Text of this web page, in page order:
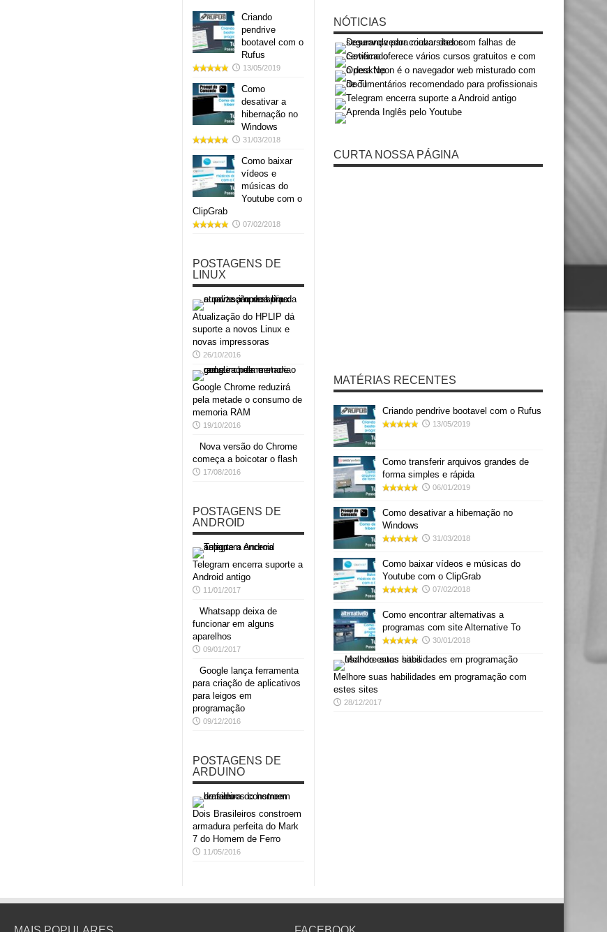
Criando
pendrive
bootavel com o
Rufus
13/05/2019
Como
desativar a
hibernação no
Windows
31/03/2018
Como baixar
vídeos e
músicas do
Youtube com o
ClipGrab
07/02/2018
POSTAGENS DE
LINUX
Atualização do HPLIP dá
suporte a novos Linux e
novas impressoras
26/10/2016
Google Chrome reduzirá
pela metade o consumo de
memoria RAM
19/10/2016
Nova versão do Chrome
começa a boicotar o flash
17/08/2016
POSTAGENS DE
ANDROID
Telegram encerra suporte a
Android antigo
11/01/2017
Whatsapp deixa de
funcionar em alguns
aparelhos
09/01/2017
Google lança ferramenta
para criação de aplicativos
para leigos em
programação
09/12/2016
POSTAGENS DE
ARDUINO
Dois Brasileiros constroem
armadura perfeita do Mark
7 do Homem de Ferro
11/05/2016
NÓTICIAS
CURTA NOSSA PÁGINA
MATÉRIAS RECENTES
Criando pendrive bootavel com o Rufus
13/05/2019
Como transferir arquivos grandes de
forma simples e rápida
06/01/2019
Como desativar a hibernação no
Windows
31/03/2018
Como baixar vídeos e músicas do
Youtube com o ClipGrab
07/02/2018
Como encontrar alternativas a
programas com site Alternative To
30/01/2018
Melhore suas habilidades em programação com
estes sites
28/12/2017